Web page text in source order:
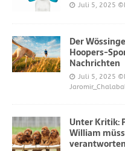
Juli 5, 2025
Der
Hoopers-
Nachrichten
Juli 5, 2025
Unter Kritik:
William